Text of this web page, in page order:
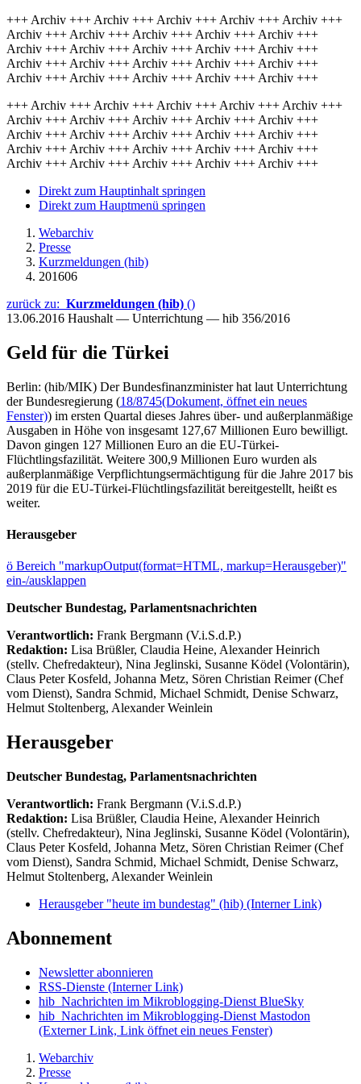
+++ Archiv +++ Archiv +++ Archiv +++ Archiv +++ Archiv +++
Archiv +++ Archiv +++ Archiv +++ Archiv +++ Archiv +++
Archiv +++ Archiv +++ Archiv +++ Archiv +++ Archiv +++
Archiv +++ Archiv +++ Archiv +++ Archiv +++ Archiv +++
Archiv +++ Archiv +++ Archiv +++ Archiv +++ Archiv +++
+++ Archiv +++ Archiv +++ Archiv +++ Archiv +++ Archiv +++
Archiv +++ Archiv +++ Archiv +++ Archiv +++ Archiv +++
Archiv +++ Archiv +++ Archiv +++ Archiv +++ Archiv +++
Archiv +++ Archiv +++ Archiv +++ Archiv +++ Archiv +++
Archiv +++ Archiv +++ Archiv +++ Archiv +++ Archiv +++
Direkt zum Hauptinhalt springen
Direkt zum Hauptmenü springen
Webarchiv
Presse
Kurzmeldungen (hib)
201606
zurück zu: Kurzmeldungen (hib) ()
13.06.2016 Haushalt — Unterrichtung — hib 356/2016
Geld für die Türkei
Berlin: (hib/MIK) Der Bundesfinanzminister hat laut Unterrichtung
der Bundesregierung (18/8745(Dokument, öffnet ein neues
Fenster)) im ersten Quartal dieses Jahres über- und außerplanmäßige
Ausgaben in Höhe von insgesamt 127,67 Millionen Euro bewilligt.
Davon gingen 127 Millionen Euro an die EU-Türkei-
Flüchtlingsfazilität. Weitere 300,9 Millionen Euro wurden als
außerplanmäßige Verpflichtungsermächtigung für die Jahre 2017 bis
2019 für die EU-Türkei-Flüchtlingsfazilität bereitgestellt, heißt es
weiter.
Herausgeber
ö Bereich "markupOutput(format=HTML, markup=Herausgeber)"
ein-/ausklappen
Deutscher Bundestag, Parlamentsnachrichten
Verantwortlich: Frank Bergmann (V.i.S.d.P.)
Redaktion: Lisa Brüßler, Claudia Heine, Alexander Heinrich
(stellv. Chefredakteur), Nina Jeglinski, Susanne Ködel (Volontärin),
Claus Peter Kosfeld, Johanna Metz, Sören Christian Reimer (Chef
vom Dienst), Sandra Schmid, Michael Schmidt, Denise Schwarz,
Helmut Stoltenberg, Alexander Weinlein
Herausgeber
Deutscher Bundestag, Parlamentsnachrichten
Verantwortlich: Frank Bergmann (V.i.S.d.P.)
Redaktion: Lisa Brüßler, Claudia Heine, Alexander Heinrich
(stellv. Chefredakteur), Nina Jeglinski, Susanne Ködel (Volontärin),
Claus Peter Kosfeld, Johanna Metz, Sören Christian Reimer (Chef
vom Dienst), Sandra Schmid, Michael Schmidt, Denise Schwarz,
Helmut Stoltenberg, Alexander Weinlein
Herausgeber "heute im bundestag" (hib) (Interner Link)
Abonnement
Newsletter abonnieren
RSS-Dienste (Interner Link)
hib_Nachrichten im Mikroblogging-Dienst BlueSky
hib_Nachrichten im Mikroblogging-Dienst Mastodon
(Externer Link, Link öffnet ein neues Fenster)
Webarchiv
Presse